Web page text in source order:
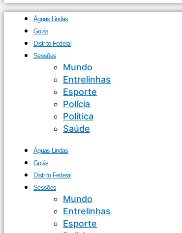
Águas Lindas
Goiás
Distrito Federal
Sessões
Mundo
Entrelinhas
Esporte
Polícia
Política
Saúde
Águas Lindas
Goiás
Distrito Federal
Sessões
Mundo
Entrelinhas
Esporte